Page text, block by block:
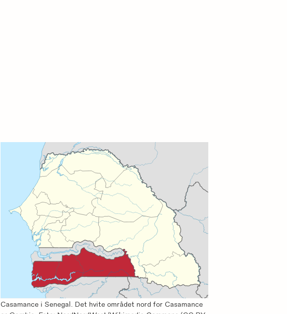
Casamance i Senegal. Det hvite området nord for Casamance